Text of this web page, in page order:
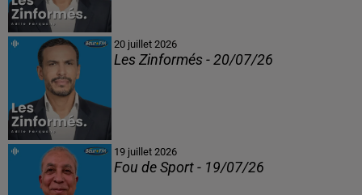
20 juillet 2026
Les Zinformés - 20/07/26
19 juillet 2026
Fou de Sport - 19/07/26